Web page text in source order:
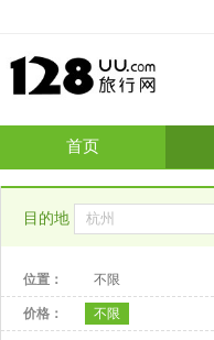
首页
目的地
位置： 不限
价格： 不限